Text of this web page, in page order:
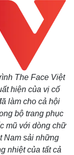
The Face Việt
hiện của vị cố
làm cho cả hội
bộ trang phục
mũ với dòng chữ
Nam sải những
nhiệt của tất cả